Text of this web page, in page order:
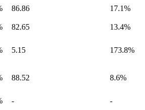
86.86 17.1%
82.65 13.4%
5.15 173.8%
88.52 8.6%
- -